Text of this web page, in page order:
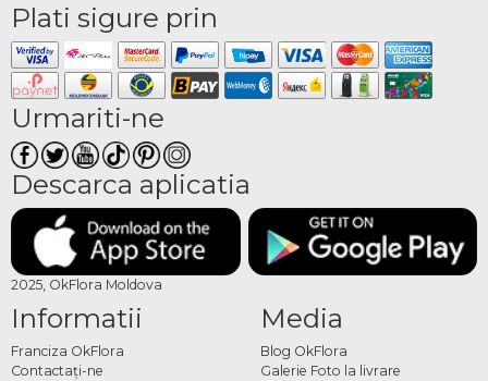
Plati sigure prin
Urmariti-ne
Descarca aplicatia
2025, OkFlora Moldova
Informatii
Franciza OkFlora
Contactaţi-ne
Media
Blog OkFlora
Galerie Foto la livrare